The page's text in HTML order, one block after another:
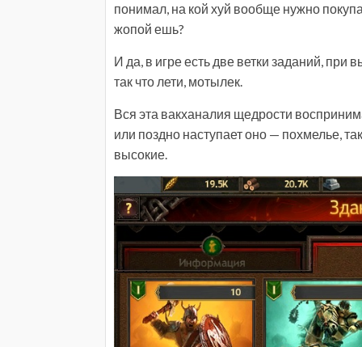
понимал, на кой хуй вообще нужно
жопой ешь?
И да, в игре есть две ветки заданий,
так что лети, мотылек.
Вся эта вакханалия щедрости
или поздно наступает оно — похмелье,
высокие.